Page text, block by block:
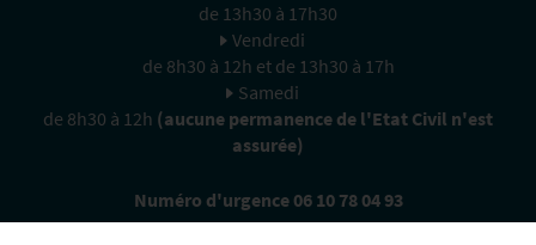
de 13h30 à 17h30
Vendredi
de 8h30 à 12h et de 13h30 à 17h
Samedi
de 8h30 à 12h (aucune permanence de l'Etat Civil n'est
assurée)
Numéro d'urgence 06 10 78 04 93